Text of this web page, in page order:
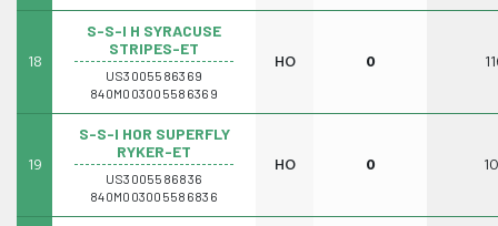
18
S-S-I H SYRACUSE
STRIPES-ET
US3005586369
840M003005586369
HO 0
19
S-S-I HOR SUPERFLY
RYKER-ET
US3005586836
840M003005586836
HO 0